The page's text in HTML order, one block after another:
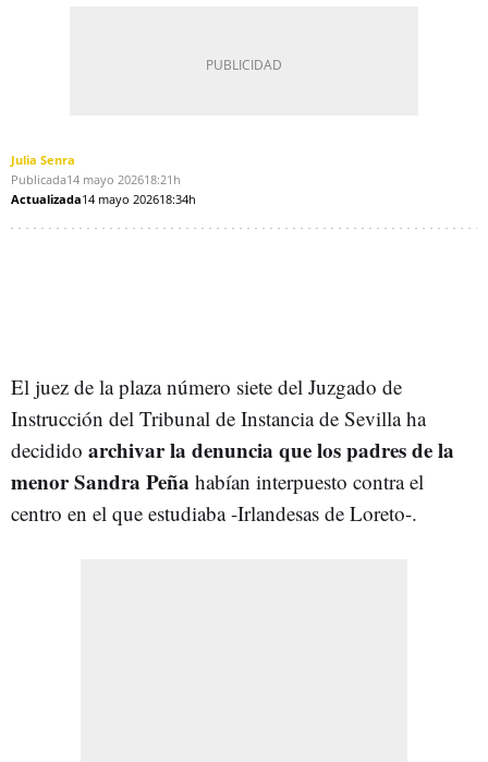
Julia Senra
Publicada14 mayo 202618:21h
Actualizada14 mayo 202618:34h
El juez de la plaza número siete del Juzgado de
Instrucción del Tribunal de Instancia de Sevilla ha
decidido archivar la denuncia que los padres de la
menor Sandra Peña habían interpuesto contra el
centro en el que estudiaba -Irlandesas de Loreto-.